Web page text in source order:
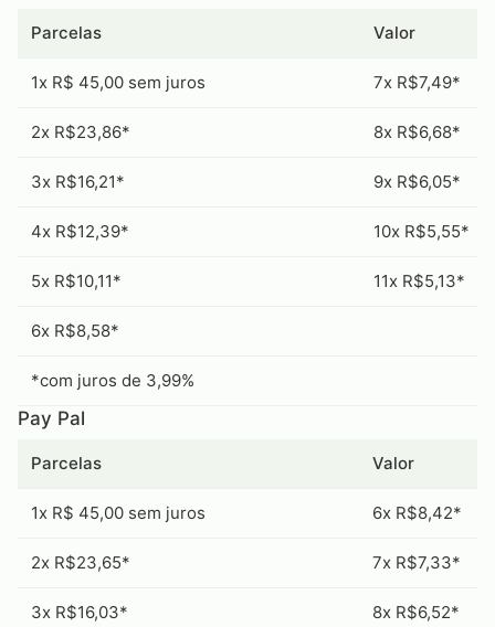
Parcelas Valor
1x R$ 45,00 sem juros 7x R$7,49*
2x R$23,86* 8x R$6,68*
3x R$16,21* 9x R$6,05*
4x R$12,39* 10x R$5,55*
5x R$10,11* 11x R$5,13*
6x R$8,58*
*com juros de 3,99%
Pay Pal
Parcelas Valor
1x R$ 45,00 sem juros 6x R$8,42*
2x R$23,65* 7x R$7,33*
3x R$16,03* 8x R$6,52*